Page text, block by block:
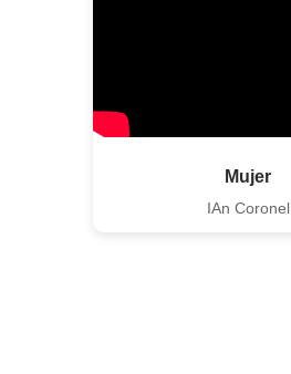
Mujer
IAn Coronel